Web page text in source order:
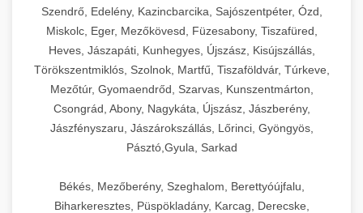
Szendrő, Edelény, Kazincbarcika, Sajószentpéter, Ózd,
Miskolc, Eger, Mezőkövesd, Füzesabony, Tiszafüred,
Heves, Jászapáti, Kunhegyes, Újszász, Kisújszállás,
Törökszentmiklós, Szolnok, Martfű, Tiszaföldvár, Túrkeve,
Mezőtúr, Gyomaendrőd, Szarvas, Kunszentmárton,
Csongrád, Abony, Nagykáta, Újszász, Jászberény,
Jászfényszaru, Jászárokszállás, Lőrinci, Gyöngyös,
Pásztó,Gyula, Sarkad
Békés, Mezőberény, Szeghalom, Berettyóújfalu,
Biharkeresztes, Püspökladány, Karcag, Derecske,